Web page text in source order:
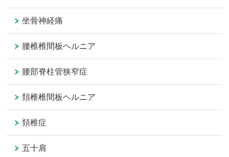
坐骨神経痛
腰椎椎間板ヘルニア
腰部脊柱管狭窄症
頚椎椎間板ヘルニア
頚椎症
五十肩